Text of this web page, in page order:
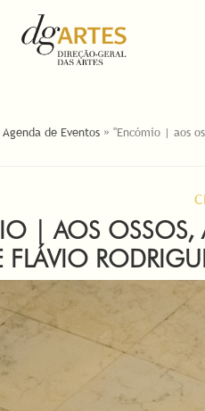
Agenda de Eventos » "Encómio | aos
| AOS OSSOS,
FLÁVIO